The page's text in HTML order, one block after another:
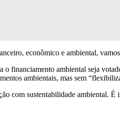
econômico e ambiental,
ambiental seja
ambientais, mas sem
com sustentabilidade ambiental.